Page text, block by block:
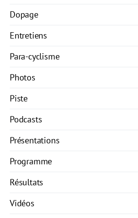
Dopage
Entretiens
Para-cyclisme
Photos
Piste
Podcasts
Présentations
Programme
Résultats
Vidéos